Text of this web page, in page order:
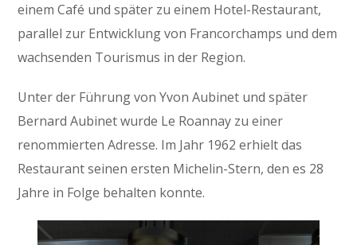
einem Café und später zu einem Hotel-Restaurant,
parallel zur Entwicklung von Francorchamps und dem
wachsenden Tourismus in der Region.
Unter der Führung von Yvon Aubinet und später
Bernard Aubinet wurde Le Roannay zu einer
renommierten Adresse. Im Jahr 1962 erhielt das
Restaurant seinen ersten Michelin-Stern, den es 28
Jahre in Folge behalten konnte.